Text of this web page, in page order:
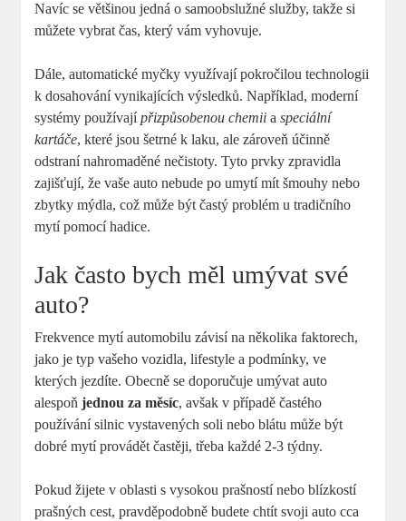
Navíc se většinou jedná o samoobslužné služby, takže si
můžete vybrat čas, který vám vyhovuje.
Dále, automatické myčky využívají pokročilou technologii
k dosahování vynikajících výsledků. Například, moderní
systémy používajípřizpůsobenou chemii aspeciální
kartáče, které jsou šetrné k laku, ale zároveň účinně
odstraní nahromaděné nečistoty. Tyto prvky zpravidla
zajišťují, že vaše auto nebude po umytí mít šmouhy nebo
zbytky mýdla, což může být častý problém u tradičního
mytí pomocí hadice.
Jak často bych měl umývat své
auto?
Frekvence mytí automobilu závisí na několika faktorech,
jako je typ vašeho vozidla, lifestyle a podmínky, ve
kterých jezdíte. Obecně se doporučuje umývat auto
alespoňjednou za měsíc, avšak v případě častého
používání silnic vystavených soli nebo blátu může být
dobré mytí provádět častěji, třeba každé 2-3 týdny.
Pokud žijete v oblasti s vysokou prašností nebo blízkostí
prašných cest, pravděpodobně budete chtít svoji auto cca